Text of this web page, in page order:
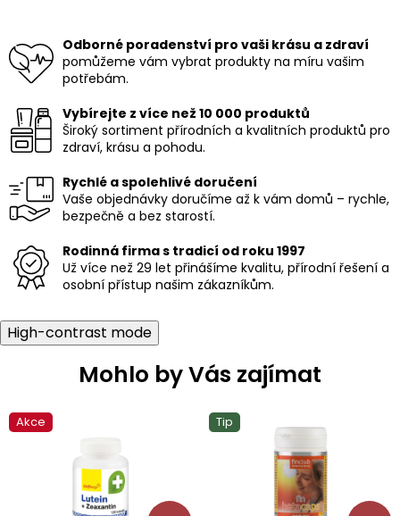
í
p
k
y
v
p
i
s
í
Odborné poradenství pro vaši krásu a zdraví
pomůžeme vám vybrat produkty na míru vašim
potřebám.
Vybírejte z více než 10 000 produktů
Široký sortiment přírodních a kvalitních produktů pro
zdraví, krásu a pohodu.
Rychlé a spolehlivé doručení
Vaše objednávky doručíme až k vám domů – rychle,
bezpečně a bez starostí.
Rodinná firma s tradicí od roku 1997
Už více než 29 let přinášíme kvalitu, přírodní řešení a
osobní přístup našim zákazníkům.
High-contrast mode
Mohlo by Vás zajímat
Akce Tip